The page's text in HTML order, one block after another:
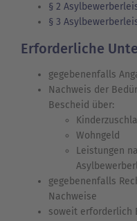
§ 2
§ 3
Erforderliche
gegebenenfalls
Nachweis der
Bescheid über:
Wohngeld
Leistungen
gegebenenfalls
Nachweise
soweit erforderlich